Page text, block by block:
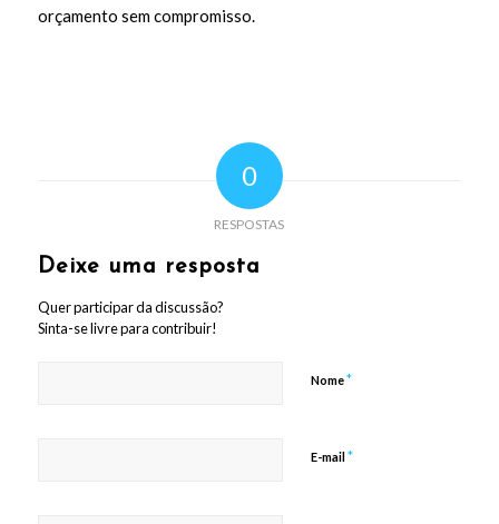
orçamento sem compromisso.
0
RESPOSTAS
Deixe uma resposta
Quer participar da discussão?
Sinta-se livre para contribuir!
Nome*
E-mail *